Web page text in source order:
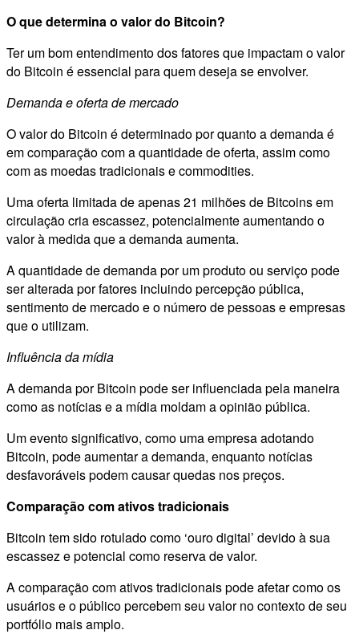
O que determina o valor do Bitcoin?
Ter um bom entendimento dos fatores que impactam o valor
do Bitcoin é essencial para quem deseja se envolver.
Demanda e oferta de mercado
O valor do Bitcoin é determinado por quanto a demanda é
em comparação com a quantidade de oferta, assim como
com as moedas tradicionais e commodities.
Uma oferta limitada de apenas 21 milhões de Bitcoins em
circulação cria escassez, potencialmente aumentando o
valor à medida que a demanda aumenta.
A quantidade de demanda por um produto ou serviço pode
ser alterada por fatores incluindo percepção pública,
sentimento de mercado e o número de pessoas e empresas
que o utilizam.
Influência da mídia
A demanda por Bitcoin pode ser influenciada pela maneira
como as notícias e a mídia moldam a opinião pública.
Um evento significativo, como uma empresa adotando
Bitcoin, pode aumentar a demanda, enquanto notícias
desfavoráveis podem causar quedas nos preços.
Comparação com ativos tradicionais
Bitcoin tem sido rotulado como ‘ouro digital’ devido à sua
escassez e potencial como reserva de valor.
A comparação com ativos tradicionais pode afetar como os
usuários e o público percebem seu valor no contexto de seu
portfólio mais amplo.